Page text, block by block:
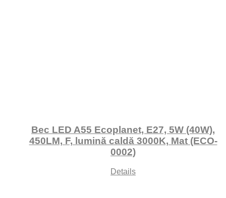
Bec LED A55 Ecoplanet, E27, 5W (40W),
450LM, F, lumină caldă 3000K, Mat (ECO-
0002)
Details